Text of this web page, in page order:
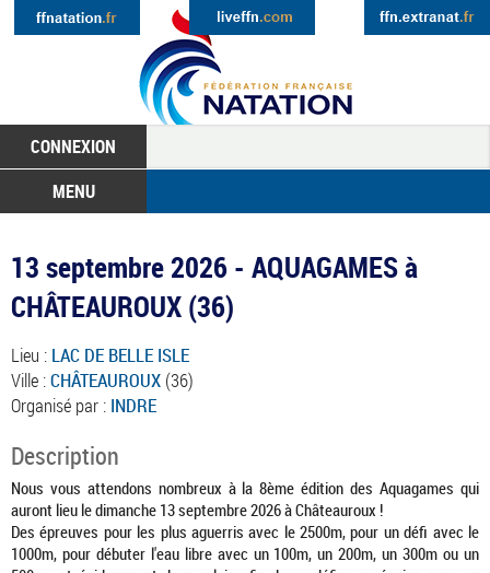
CONNEXION
MENU
13 septembre 2026 - AQUAGAMES à
CHÂTEAUROUX (36)
Lieu : LAC DE BELLE ISLE
Ville :CHÂTEAUROUX (36)
Organisé par : INDRE
Description
Nous vous attendons nombreux à la 8ème édition des Aquagames qui
auront lieu le dimanche 13 septembre 2026 à Châteauroux !
Des épreuves pour les plus aguerris avec le 2500m, pour un défi avec le
1000m, pour débuter l'eau libre avec un 100m, un 200m, un 300m ou un